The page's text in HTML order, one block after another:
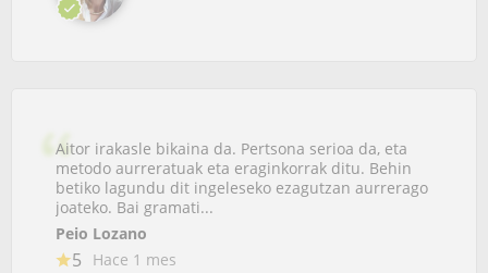
Aitor irakasle bikaina da. Pertsona serioa da, eta
metodo aurreratuak eta eraginkorrak ditu. Behin
betiko lagundu dit ingeleseko ezagutzan aurrerago
joateko. Bai gramati...
Peio Lozano
5 Hace 1 mes